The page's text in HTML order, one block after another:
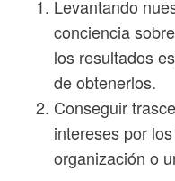
Levantando
conciencia
los resultados
de obtenerlos.
Conseguir
intereses por
organización o